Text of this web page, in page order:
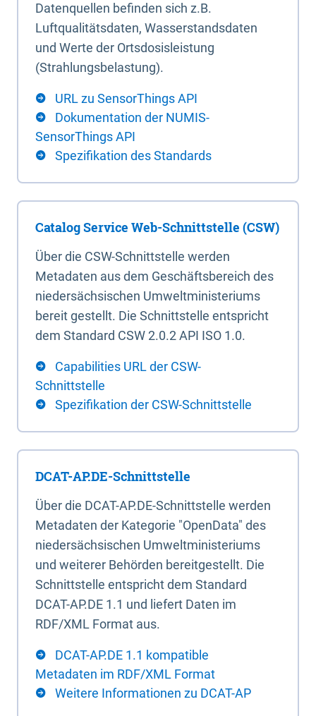
Datenquellen befinden sich z.B.
Luftqualitätsdaten, Wasserstandsdaten
und Werte der Ortsdosisleistung
(Strahlungsbelastung).
URL zu SensorThings API
Dokumentation der NUMIS-
SensorThings API
Spezifikation des Standards
Catalog Service Web-Schnittstelle (CSW)
Über die CSW-Schnittstelle werden
Metadaten aus dem Geschäftsbereich des
niedersächsischen Umweltministeriums
bereit gestellt. Die Schnittstelle entspricht
dem Standard CSW 2.0.2 API ISO 1.0.
Capabilities URL der CSW-
Schnittstelle
Spezifikation der CSW-Schnittstelle
DCAT-AP.DE-Schnittstelle
Über die DCAT-AP.DE-Schnittstelle werden
Metadaten der Kategorie "OpenData" des
niedersächsischen Umweltministeriums
und weiterer Behörden bereitgestellt. Die
Schnittstelle entspricht dem Standard
DCAT-AP.DE 1.1 und liefert Daten im
RDF/XML Format aus.
DCAT-AP.DE 1.1 kompatible
Metadaten im RDF/XML Format
Weitere Informationen zu DCAT-AP